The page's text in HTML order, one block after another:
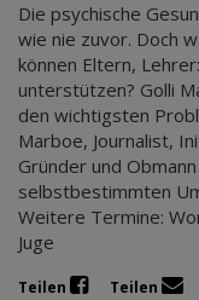
Die psychische
wie nie zuvor. Doch
können Eltern,
unterstützen? Golli
den wichtigsten
Marboe, Journalist,
Gründer und
selbstbestimmten
Weitere Termine:
Juge
Teilen Teilen